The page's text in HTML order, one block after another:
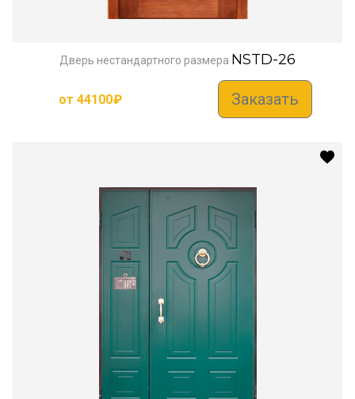
Дверь нестандартного размера NSTD-26
от 44100₽ Заказать